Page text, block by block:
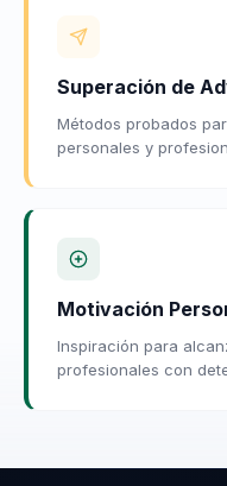
Superación de
Métodos probados
personales y
Motivación
Inspiración para
profesionales con